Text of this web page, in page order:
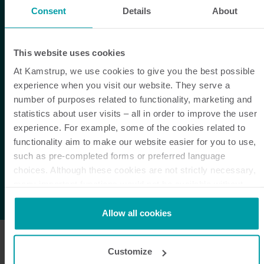
Consent Details About
This website uses cookies
At Kamstrup, we use cookies to give you the best possible
experience when you visit our website. They serve a
number of purposes related to functionality, marketing and
statistics about user visits – all in order to improve the user
experience. For example, some of the cookies related to
functionality aim to make our website easier for you to use,
such as pre-completed forms or preferred language
choices. Although these cookies are not strictly necessary,
them.
Kamstrup makes use of third-party cookies. A third-party
cookie is installed by someone other than us, such as other
Allow all cookies
Customize